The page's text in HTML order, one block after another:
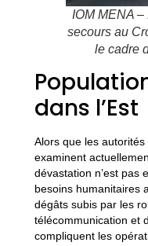
IOM MENA –
secours au
le cadre
dans l’Est
Alors que les
examinent
dévastation n’est pas
besoins humanitaires
dégâts subis par les
télécommunication et
compliquent les